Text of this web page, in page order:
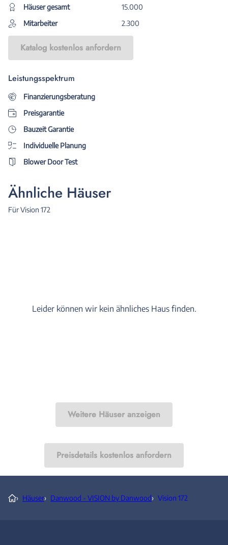
Häuser gesamt
15.000
Mitarbeiter
2.300
Katalog kostenlos anfordern
Leistungsspektrum
Finanzierungsberatung
Preisgarantie
Bauzeit Garantie
Individuelle Planung
Blower Door Test
Ähnliche Häuser
Für Vision 172
Leider können wir kein ähnliches Haus finden.
Weitere Häuser anzeigen
Preisdetails kostenlos anfordern
› Häuser› Danwood - VISION by Danwood› Vision 172